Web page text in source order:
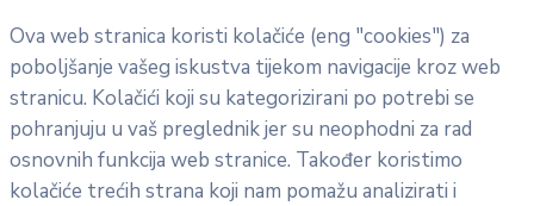
Ova web stranica koristi kolačiće (eng "cookies") za
poboljšanje vašeg iskustva tijekom navigacije kroz web
stranicu. Kolačići koji su kategorizirani po potrebi se
pohranjuju u vaš preglednik jer su neophodni za rad
osnovnih funkcija web stranice. Također koristimo
kolačiće trećih strana koji nam pomažu analizirati i